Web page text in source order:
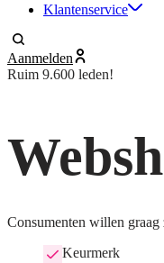
Klantenservice
Aanmelden
Ruim 9.600 leden!
Consumenten willen
Keurmerk